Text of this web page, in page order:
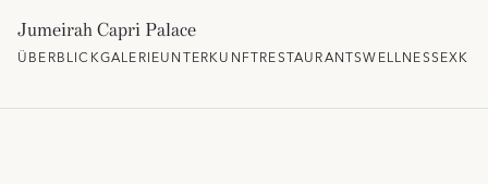
Jumeirah Capri Palace
ÜBERBLICKGALERIEUNTERKUNFTRESTAURANTSWELLNESS